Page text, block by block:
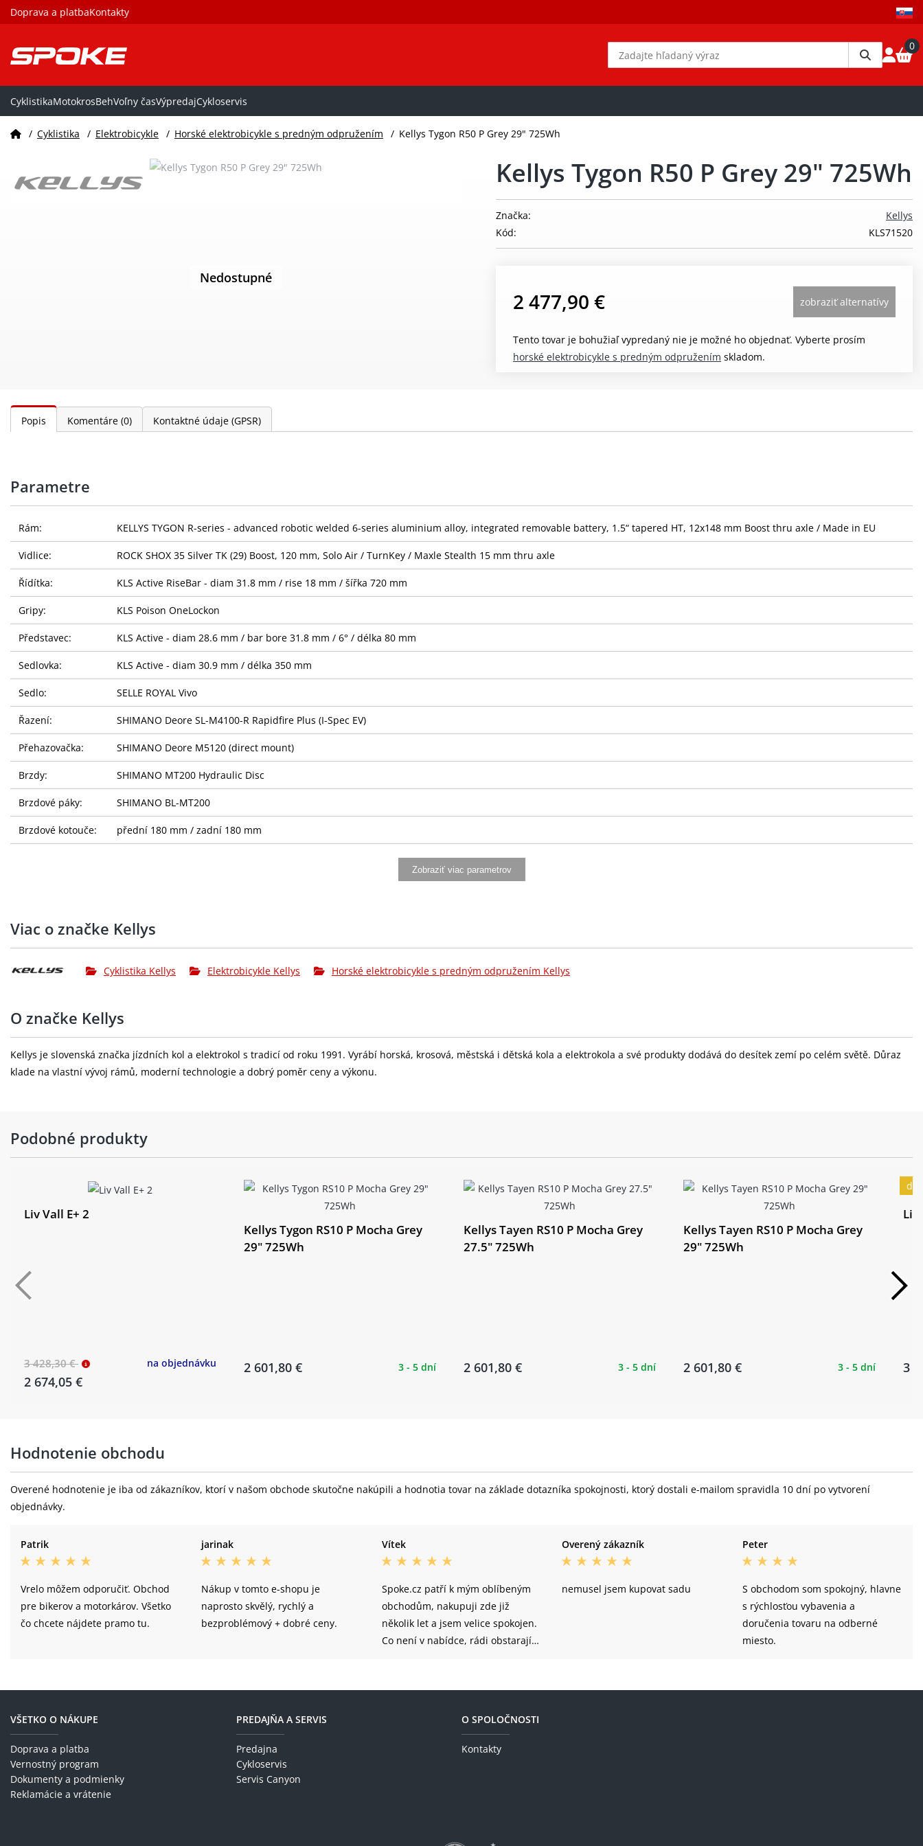
Doprava a platbaKontakty
0
CyklistikaMotokrosBehVoľny časVýpredajCykloservis
/ Cyklistika / Elektrobicykle / Horské elektrobicykle s predným odpružením / Kellys Tygon R50 P Grey 29" 725Wh
Nedostupné
Kellys Tygon R50 P Grey 29" 725Wh
Kellys
Značka:
KLS71520
Kód:
2 477,90 € zobraziť alternatívy
Tento tovar je bohužiaľ vypredaný nie je možné ho objednať. Vyberte prosím
horské elektrobicykle s predným odpružením skladom.
Popis Komentáre (0) Kontaktné údaje (GPSR)
Parametre
Rám: KELLYS TYGON R-series - advanced robotic welded 6-series aluminium alloy, integrated removable battery, 1.5“ tapered HT, 12x148 mm Boost thru axle / Made in EU
Vidlice: ROCK SHOX 35 Silver TK (29) Boost, 120 mm, Solo Air / TurnKey / Maxle Stealth 15 mm thru axle
Řídítka: KLS Active RiseBar - diam 31.8 mm / rise 18 mm / šířka 720 mm
Gripy: KLS Poison OneLockon
Představec: KLS Active - diam 28.6 mm / bar bore 31.8 mm / 6° / délka 80 mm
Sedlovka: KLS Active - diam 30.9 mm / délka 350 mm
Sedlo: SELLE ROYAL Vivo
Řazení: SHIMANO Deore SL-M4100-R Rapidfire Plus (I-Spec EV)
Přehazovačka: SHIMANO Deore M5120 (direct mount)
Brzdy: SHIMANO MT200 Hydraulic Disc
Brzdové páky: SHIMANO BL-MT200
Brzdové kotouče: přední 180 mm / zadní 180 mm
FSA 1.5 semi-integrated
Pedály: plast
Přední náboj: SHIMANO MT400-B Disc Center Lock nebo KT Disc (32 děr)
Pláště: SCHWALBE Nobby Nic Performance 60-622 (29x2.40) ADDIX
výplet kola: stainless steel black
baterie: KELLYS Re-Charge V10 Li-ion internal removable 725 Wh / capacity 20 Ah, powered by BMZ
cyklopočítač: PANASONIC Bluetooth® 5.0 navigation Side Color Display
Grey
Zobraziť viac parametrov
Viac o značke Kellys
Cyklistika Kellys Elektrobicykle Kellys Horské elektrobicykle s predným odpružením Kellys
O značke Kellys
Kellys je slovenská značka jízdních kol a elektrokol s tradicí od roku 1991. Vyrábí horská, krosová, městská i dětská kola a elektrokola a své produkty dodává do desítek zemí po celém světě. Důraz
klade na vlastní vývoj rámů, moderní technologie a dobrý poměr ceny a výkonu.
Podobné produkty
Liv Vall E+ 2
3 428,30 €
2 674,05 €
na objednávku
Kellys Tygon RS10 P Mocha Grey
29" 725Wh
2 601,80 € 3 - 5 dní
Kellys Tayen RS10 P Mocha Grey
27.5" 725Wh
2 601,80 € 3 - 5 dní
Kellys Tayen RS10 P Mocha Grey
29" 725Wh
2 601,80 € 3 - 5 dní
Liv
3
Hodnotenie obchodu
Overené hodnotenie je iba od zákazníkov, ktorí v našom obchode skutočne nakúpili a hodnotia tovar na základe dotazníka spokojnosti, ktorý dostali e-mailom spravidla 10 dní po vytvorení
objednávky.
Patrik
Vrelo môžem odporučiť. Obchod
pre bikerov a motorkárov. Všetko
čo chcete nájdete pramo tu.
jarinak
Nákup v tomto e-shopu je
naprosto skvělý, rychlý a
bezproblémový + dobré ceny.
Vítek
Spoke.cz patří k mým oblíbeným
obchodům, nakupuji zde již
několik let a jsem velice spokojen.
Co není v nabídce, rádi obstarají a
Overený zákazník
nemusel jsem kupovat sadu
Peter
S obchodom som spokojný, hlavne
s rýchlosťou vybavenia a
doručenia tovaru na odberné
miesto.
VŠETKO O NÁKUPE
Doprava a platba
Vernostný program
Dokumenty a podmienky
Reklamácie a vrátenie
PREDAJŇA A SERVIS
Predajna
Cykloservis
Servis Canyon
O SPOLOČNOSTI
Kontakty